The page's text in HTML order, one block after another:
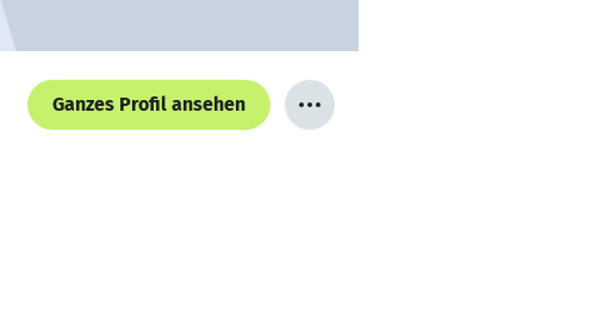
Ganzes Profil ansehen